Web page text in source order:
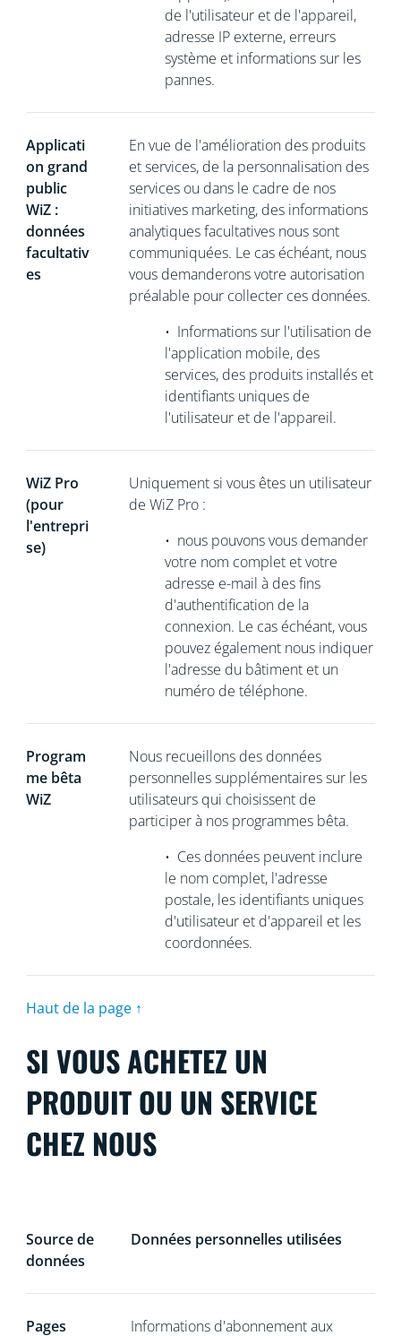
de l'utilisateur et de l'appareil,
adresse IP externe, erreurs
système et informations sur les
pannes.
Applicati
on grand
public
WiZ :
données
facultativ
es
En vue de l'amélioration des produits
et services, de la personnalisation des
services ou dans le cadre de nos
initiatives marketing, des informations
analytiques facultatives nous sont
communiquées. Le cas échéant, nous
vous demanderons votre autorisation
préalable pour collecter ces données.
• Informations sur l'utilisation de
l'application mobile, des
services, des produits installés et
identifiants uniques de
l'utilisateur et de l'appareil.
WiZ Pro
(pour
l'entrepri
se)
Uniquement si vous êtes un utilisateur
de WiZ Pro :
• nous pouvons vous demander
votre nom complet et votre
adresse e-mail à des fins
d'authentification de la
connexion. Le cas échéant, vous
pouvez également nous indiquer
l'adresse du bâtiment et un
numéro de téléphone.
Program
me bêta
WiZ
Nous recueillons des données
personnelles supplémentaires sur les
utilisateurs qui choisissent de
participer à nos programmes bêta.
• Ces données peuvent inclure
le nom complet, l'adresse
postale, les identifiants uniques
d'utilisateur et d'appareil et les
coordonnées.
Haut de la page ↑
SI VOUS ACHETEZ UN
PRODUIT OU UN SERVICE
CHEZ NOUS
Source de
données
Données personnelles utilisées
Pages Informations d'abonnement aux